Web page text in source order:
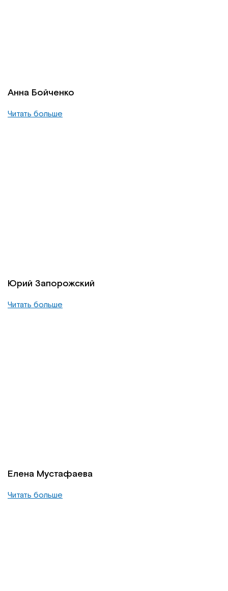
Анна Бойченко
Читать больше
Юрий Запорожский
Читать больше
Елена Мустафаева
Читать больше